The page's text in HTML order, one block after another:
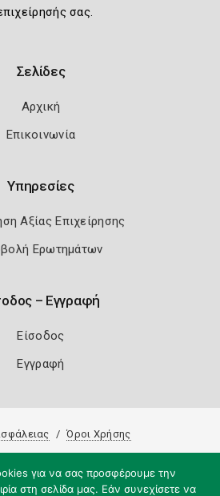
σας.
Σελίδες
Αρχική
Επικοινωνία
Υπηρεσίες
Αξίας Επιχείρησης
Ερωτημάτων
– Εγγραφή
Είσοδος
Εγγραφή
Όροι Χρήσης
για να σας προσφέρουμε την
στη σελίδα μας. Εάν συνεχίσετε να